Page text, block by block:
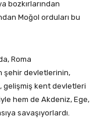
bozkırlarından
Moğol orduları bu
Roma
şehir devletlerinin,
gelişmiş kent devletleri
hem de Akdeniz, Ege,
savaşıyorlardı.